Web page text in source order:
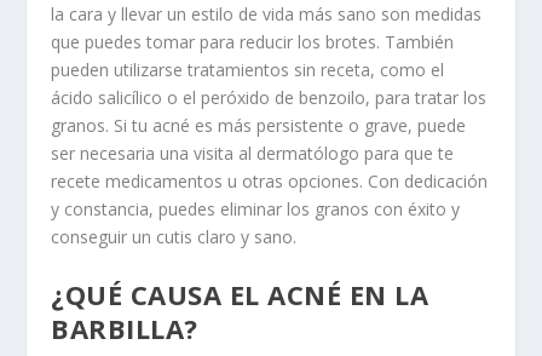
la cara y llevar un estilo de vida más sano son medidas
que puedes tomar para reducir los brotes. También
pueden utilizarse tratamientos sin receta, como el
ácido salicílico o el peróxido de benzoilo, para tratar los
granos. Si tu acné es más persistente o grave, puede
ser necesaria una visita al dermatólogo para que te
recete medicamentos u otras opciones. Con dedicación
y constancia, puedes eliminar los granos con éxito y
conseguir un cutis claro y sano.
¿QUÉ CAUSA EL ACNÉ EN LA
BARBILLA?